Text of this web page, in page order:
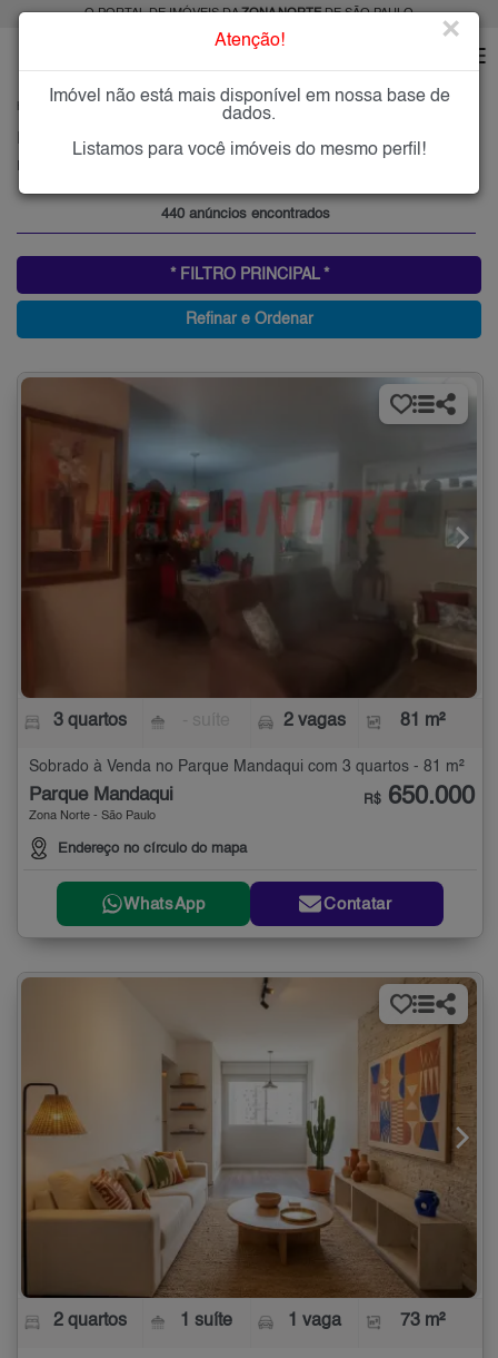
O PORTAL DE IMÓVEIS DAZONA NORTEDE SÃO PAULO
PARQUE MANDAQUI
Imóveis à Venda no Parque Mandaqui, Zona Norte de São Paulo
440 anúncios encontrados
* FILTRO PRINCIPAL *
Refinar e Ordenar
3 quartos 2 vagas 81 m²
Sobrado à Venda no Parque Mandaqui com 3 quartos - 81 m²
Parque Mandaqui
Zona Norte - São Paulo
Endereço no círculo do mapa
R$ 650.000
WhatsApp Contatar
2 quartos 1 suíte 1 vaga 73 m²
Atenção! ×
Imóvel não está mais disponível em nossa base de
dados.
Listamos para você imóveis do mesmo perfil!